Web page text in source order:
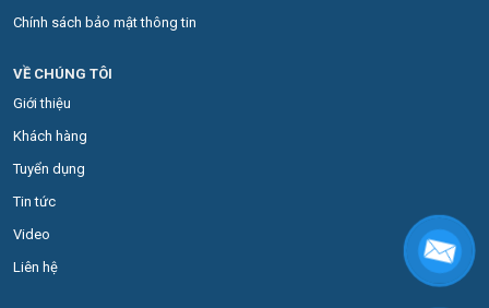
Chính sách bảo mật thông tin
VỀ CHÚNG TÔI
Giới thiệu
Khách hàng
Tuyển dụng
Tin tức
Video
Liên hệ